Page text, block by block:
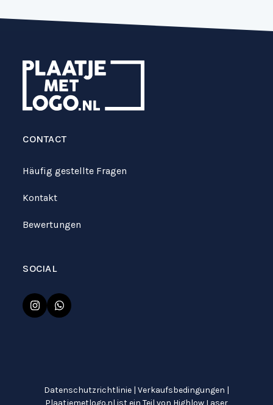
CONTACT
Häufig gestellte Fragen
Kontakt
Bewertungen
SOCIAL
InstagramWhatsapp
Datenschutzrichtlinie | Verkaufsbedingungen |
Plaatjemetlogo.nl ist ein Teil von Highlow Laser